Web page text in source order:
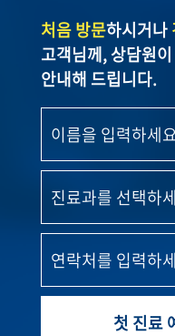
처음 방문하시거나
고객님께, 상담원
안내해 드립니다.
첫 진료